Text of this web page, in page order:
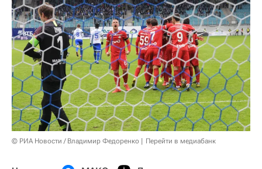
© РИА Новости / Владимир Федоренко Перейти в медиабанк